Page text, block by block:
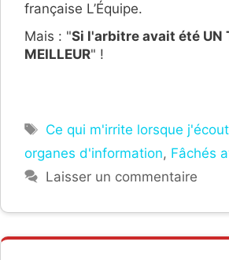
française L’Équipe.
Mais : "Si l'arbitre avait été UN
MEILLEUR" !
Étiquettes
Ce qui m'irrite lorsque
organes d'information, Fâchés
Laisser un commentaire